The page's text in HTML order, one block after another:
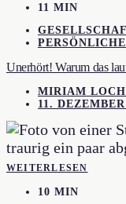
11 MIN
Unerhört! Warum das
MIRIAM
11.
WEITERLESEN
10 MIN